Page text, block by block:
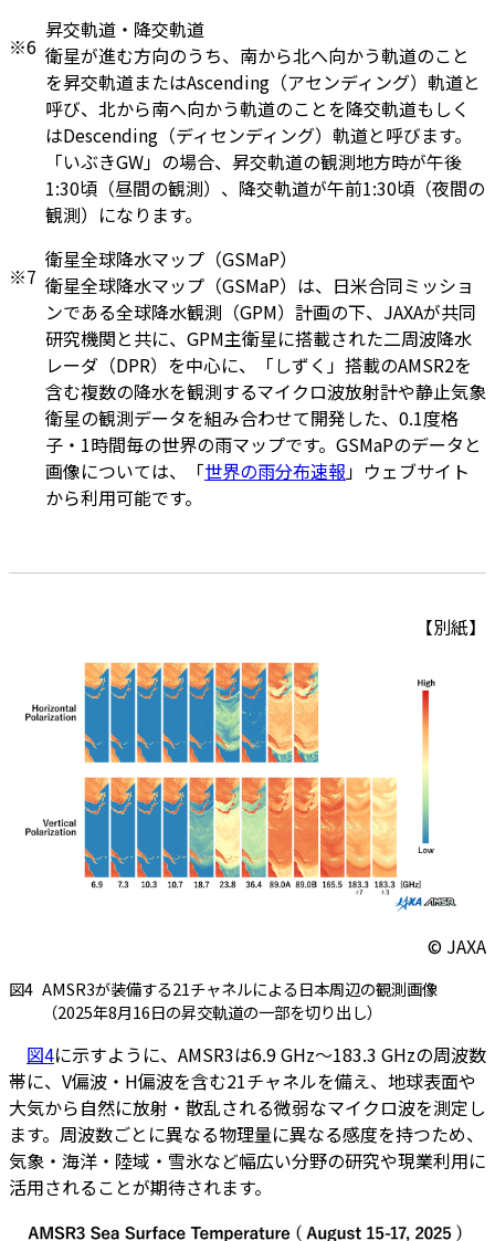
※6
昇交軌道・降交軌道
衛星が進む方向のうち、南から北へ向かう軌道のこと
を昇交軌道またはAscending（アセンディング）軌道と
呼び、北から南へ向かう軌道のことを降交軌道もしく
はDescending（ディセンディング）軌道と呼びます。
「いぶきGW」の場合、昇交軌道の観測地方時が午後
1:30頃（昼間の観測）、降交軌道が午前1:30頃（夜間の
観測）になります。
※7
衛星全球降水マップ（GSMaP）
衛星全球降水マップ（GSMaP）は、日米合同ミッショ
ンである全球降水観測（GPM）計画の下、JAXAが共同
研究機関と共に、GPM主衛星に搭載された二周波降水
レーダ（DPR）を中心に、「しずく」搭載のAMSR2を
含む複数の降水を観測するマイクロ波放射計や静止気象
衛星の観測データを組み合わせて開発した、0.1度格
子・1時間毎の世界の雨マップです。GSMaPのデータと
画像については、「世界の雨分布速報」ウェブサイト
から利用可能です。
【別紙】
© JAXA
図4 AMSR3が装備する21チャネルによる日本周辺の観測画像
（2025年8月16日の昇交軌道の一部を切り出し）
図4に示すように、AMSR3は6.9 GHz～183.3 GHzの周波数
帯に、V偏波・H偏波を含む21チャネルを備え、地球表面や
大気から自然に放射・散乱される微弱なマイクロ波を測定し
ます。周波数ごとに異なる物理量に異なる感度を持つため、
気象・海洋・陸域・雪氷など幅広い分野の研究や現業利用に
活用されることが期待されます。